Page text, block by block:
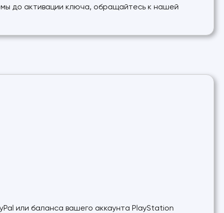
до активации ключа, обращайтесь к нашей
или баланса вашего аккаунта PlayStation